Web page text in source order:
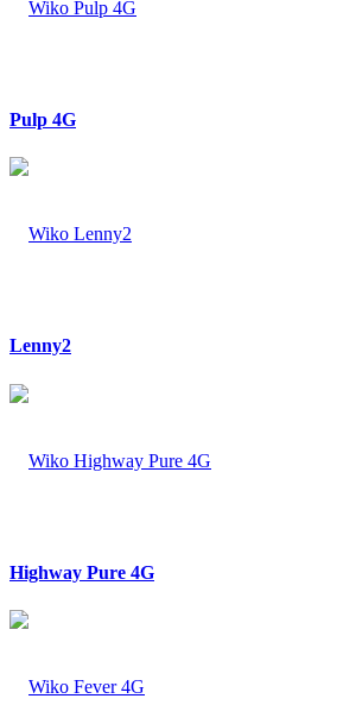
Pulp 4G
Lenny2
Highway Pure 4G